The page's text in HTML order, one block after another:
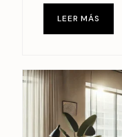
LEER MÁS